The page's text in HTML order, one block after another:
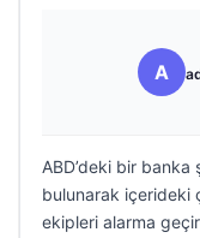
A
ABD’deki bir
bulunarak içerideki
ekipleri alarma